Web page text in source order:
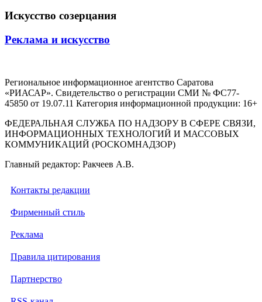
Искусство созерцания
Реклама и искусство
Региональное информационное агентство Саратова
«РИАСАР». Свидетельство о регистрации СМИ № ФС77-
45850 от 19.07.11 Категория информационной продукции: 16+
ФЕДЕРАЛЬНАЯ СЛУЖБА ПО НАДЗОРУ В СФЕРЕ СВЯЗИ,
ИНФОРМАЦИОННЫХ ТЕХНОЛОГИЙ И МАССОВЫХ
КОММУНИКАЦИЙ (РОСКОМНАДЗОР)
Главный редактор: Ракчеев А.В.
Контакты редакции
Фирменный стиль
Реклама
Правила цитирования
Партнерство